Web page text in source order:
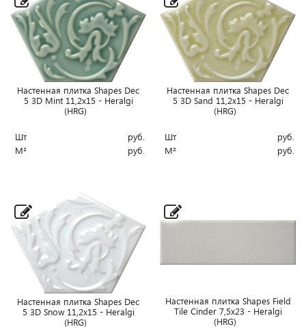
Настенная плитка Shapes Dec
5 3D Mint 11,2x15 - Heralgi
(HRG)
Шт
руб.
М²
руб.
Настенная плитка Shapes Dec
5 3D Sand 11,2x15 - Heralgi
(HRG)
Шт
руб.
М²
руб.
Настенная плитка Shapes Dec
5 3D Snow 11,2x15 - Heralgi
(HRG)
Настенная плитка Shapes Field
Tile Cinder 7,5x23 - Heralgi
(HRG)